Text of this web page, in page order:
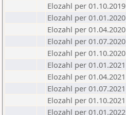
Elozahl per 01.10.2019
Elozahl per 01.01.2020
Elozahl per 01.04.2020
Elozahl per 01.07.2020
Elozahl per 01.10.2020
Elozahl per 01.01.2021
Elozahl per 01.04.2021
Elozahl per 01.07.2021
Elozahl per 01.10.2021
Elozahl per 01.01.2022